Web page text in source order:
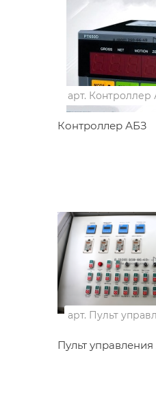
арт. Контроллер
Контроллер АБЗ
арт. Пульт
Пульт